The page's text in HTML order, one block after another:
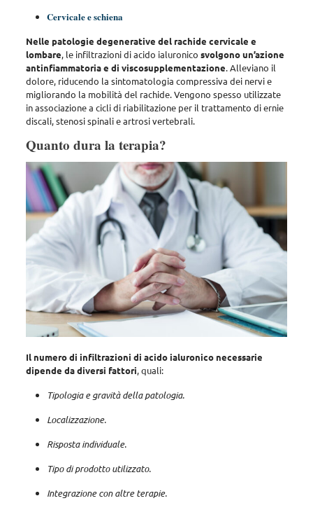
Cervicale e schiena
Nelle patologie degenerative del rachide cervicale e
lombare, le infiltrazioni di acido ialuronico svolgono un’azione
antinfiammatoria e di viscosupplementazione. Alleviano il
dolore, riducendo la sintomatologia compressiva dei nervi e
migliorando la mobilità del rachide.Vengono spesso utilizzate
in associazione a cicli di riabilitazione per il trattamento di ernie
discali, stenosi spinali e artrosi vertebrali.
Quanto dura la terapia?
Il numero di infiltrazioni di acido ialuronico necessarie
dipende da diversi fattori, quali:
Tipologia e gravità della patologia.
Localizzazione.
Risposta individuale.
Tipo di prodotto utilizzato.
Integrazione con altre terapie.